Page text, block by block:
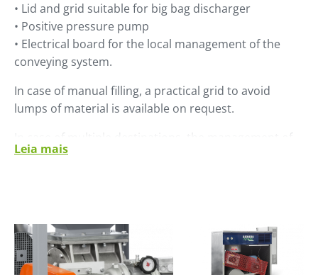
• Lid and grid suitable for big bag discharger
• Positive pressure pump
• Electrical board for the local management of the
conveying system.
In case of manual filling, a practical grid to avoid
lumps of material is available on request.
In case of multiple destinations, the management of
diverting valves can be integrated in the control.
Leia mais